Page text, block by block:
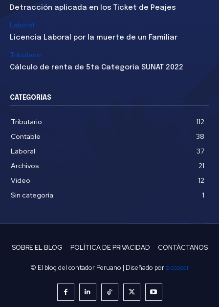
Detracción aplicada en los Ticket de Peajes
Laboral
Licencia Laboral por la muerte de un Familiar
Tributario
Cálculo de renta de 5ta Categoría SUNAT 2022
CATEGORIAS
Tributario
112
Contable
38
Laboral
37
Archivos
21
Video
12
Sin categoría
1
SOBRE EL BLOG POLÍTICA DE PRIVACIDAD CONTÁCTANOS
© El blog del contador Peruano | Diseñado por ziccosor